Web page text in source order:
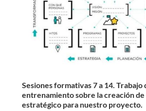
Sesiones formativas 7 a 14. Trabajo
entrenamiento sobre la creación de
estratégico para nuestro proyecto.